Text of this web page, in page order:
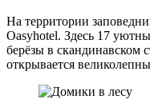
На территории
Oasyhotel. Здесь 17
берёзы в скандинавском
открывается